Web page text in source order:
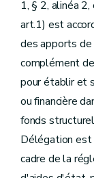
1, § 2, alinéa
art.1) est
des apports de
complément
pour établir et
ou financière
fonds
Délégation est
cadre de la